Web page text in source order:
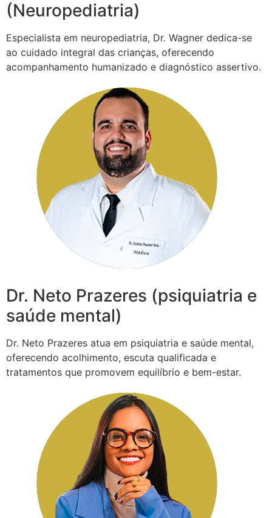
(Neuropediatria)
Especialista em neuropediatria, Dr. Wagner dedica-se
ao cuidado integral das crianças, oferecendo
acompanhamento humanizado e diagnóstico assertivo.
Dr. Neto Prazeres (psiquiatria e
saúde mental)
Dr. Neto Prazeres atua em psiquiatria e saúde mental,
oferecendo acolhimento, escuta qualificada e
tratamentos que promovem equilíbrio e bem-estar.